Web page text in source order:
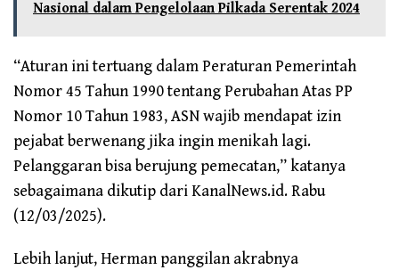
Nasional dalam Pengelolaan Pilkada Serentak 2024
“Aturan ini tertuang dalam Peraturan Pemerintah
Nomor 45 Tahun 1990 tentang Perubahan Atas PP
Nomor 10 Tahun 1983, ASN wajib mendapat izin
pejabat berwenang jika ingin menikah lagi.
Pelanggaran bisa berujung pemecatan,” katanya
sebagaimana dikutip dari KanalNews.id. Rabu
(12/03/2025).
Lebih lanjut, Herman panggilan akrabnya